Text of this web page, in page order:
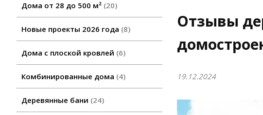
Дома от 28 до 500 м² 20
Новые проекты 2026 года 8
Дома с плоской кровлей 6
Комбинированные дома 4
Деревянные бани 24
Отзывы
19.12.2024